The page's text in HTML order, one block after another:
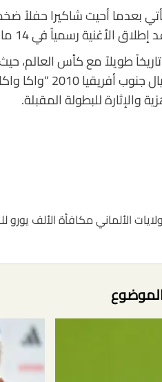
بعدما أحيت شاكيرا
في 14 مايو بالتعاون مع الفنان النيجيري بورنا بوي.
الشهير
والإثارة للبطولة المقبلة.
الألماني مكافأة الألف يورو